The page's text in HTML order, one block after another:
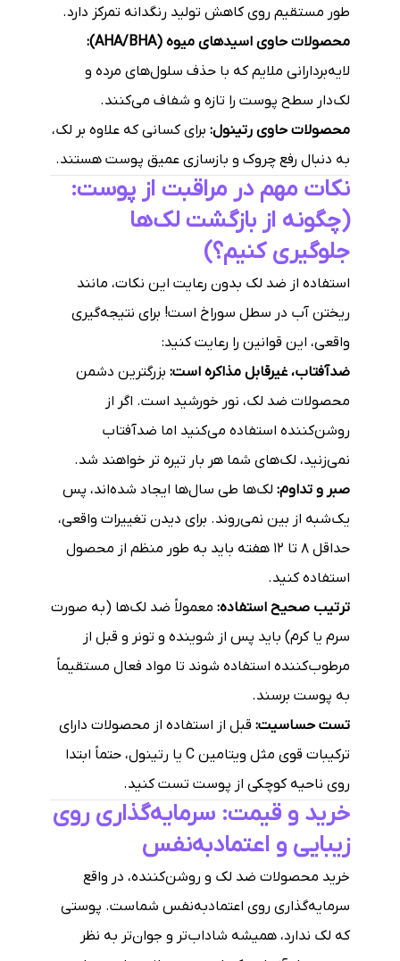
طور مستقیم روی کاهش تولید رنگدانه تمرکز دارد.
محصولات حاوی اسیدهای میوه (AHA/BHA):
لایه‌بردارانی ملایم که با حذف سلول‌های مرده و
لک‌دار سطح پوست را تازه و شفاف می‌کنند.
محصولات حاوی رتینول: برای کسانی که علاوه بر لک،
به دنبال رفع چروک و بازسازی عمیق پوست هستند.
نکات مهم در مراقبت از پوست:
(چگونه از بازگشت لک‌ها
جلوگیری کنیم؟)
استفاده از ضد لک بدون رعایت این نکات، مانند
ریختن آب در سطل سوراخ است! برای نتیجه‌گیری
واقعی، این قوانین را رعایت کنید:
ضدآفتاب، غیرقابل مذاکره است: بزرگترین دشمن
محصولات ضد لک، نور خورشید است. اگر از
روشن‌کننده استفاده می‌کنید اما ضدآفتاب
نمی‌زنید، لک‌های شما هر بار تیره تر خواهند شد.
صبر و تداوم: لک‌ها طی سال‌ها ایجاد شده‌اند، پس
یک‌شبه از بین نمی‌روند. برای دیدن تغییرات واقعی،
حداقل ۸ تا ۱۲ هفته باید به طور منظم از محصول
استفاده کنید.
ترتیب صحیح استفاده: معمولاً ضد لک‌ها (به صورت
سرم یا کرم) باید پس از شوینده و تونر و قبل از
مرطوب‌کننده استفاده شوند تا مواد فعال مستقیماً
به پوست برسند.
تست حساسیت: قبل از استفاده از محصولات دارای
ترکیبات قوی مثل ویتامین C یا رتینول، حتماً ابتدا
روی ناحیه کوچکی از پوست تست کنید.
خرید و قیمت: سرمایه‌گذاری روی
زیبایی و اعتمادبه‌نفس
خرید محصولات ضد لک و روشن‌کننده، در واقع
سرمایه‌گذاری روی اعتمادبه‌نفس شماست. پوستی
که لک ندارد، همیشه شاداب‌تر و جوان‌تر به نظر